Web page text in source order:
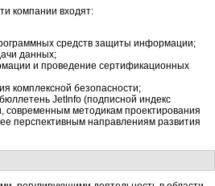
компании входят:
средств защиты информации;
данных;
и проведение сертификационных
комплексной безопасности;
JetInfo (подписной индекс
современным методикам проектирования
перспективным направлениям развития